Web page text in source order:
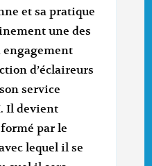
et sa pratique
une des
engagement
d’éclaireurs
service
Il devient
par le
lequel il se